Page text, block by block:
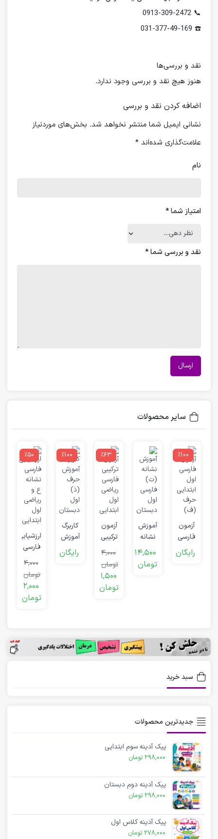
📞 0913-309-2472
☎️ 031-377-49-169
نقد و بررسی‌ها
هنوز هیچ نقد و بررسی وجود ندارد.
اضافه کردن نقد و بررسی
نشانی ایمیل شما منتشر نخواهد شد. بخش‌های موردنیاز
علامت‌گذاری شده‌اند *
نام
امتیاز شما*
نقد و بررسی شما*
سایر محصولات
٪100
آزمون
فارسی
اول
ابتدایی
رایگان
آموزش
نشانه
(ت)
فارسی
اول
14,500
تومان
٪63
آزمون
ترکیبی
فارسی
ریاضی
اول
ابتدایی
4,000
تومان
1,500
تومان
٪100
کاربرگ
آموزش
حرف
(ذ)
رایگان
٪50
ارزشیابی
فارسی
نشانه
ع و
ریاضی
4,000
تومان
2,000
تومان
سبد خرید
جدیدترین محصولات
پیک آدینه سوم ابتدایی
298,000 تومان
پیک آدینه دوم دبستان
298,000 تومان
پیک آدینه کلاس اول
278,000 تومان